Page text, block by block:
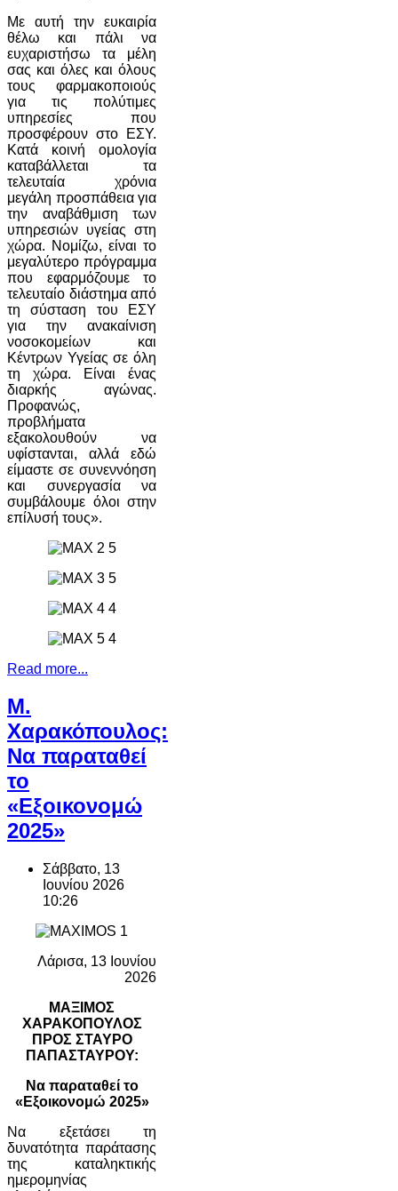
Με αυτή την ευκαιρία
θέλω και πάλι να
ευχαριστήσω τα μέλη
σας και όλες και όλους
τους φαρμακοποιούς
για τις πολύτιμες
υπηρεσίες που
προσφέρουν στο ΕΣΥ.
Κατά κοινή ομολογία
καταβάλλεται τα
τελευταία χρόνια
μεγάλη προσπάθεια για
την αναβάθμιση των
υπηρεσιών υγείας στη
χώρα. Νομίζω, είναι το
μεγαλύτερο πρόγραμμα
που εφαρμόζουμε το
τελευταίο διάστημα από
τη σύσταση του ΕΣΥ
για την ανακαίνιση
νοσοκομείων και
Κέντρων Υγείας σε όλη
τη χώρα. Είναι ένας
διαρκής αγώνας.
Προφανώς,
προβλήματα
εξακολουθούν να
υφίστανται, αλλά εδώ
είμαστε σε συνεννόηση
και συνεργασία να
συμβάλουμε όλοι στην
επίλυσή τους».
Read more...
Μ.
Χαρακόπουλος:
Να παραταθεί
το
«Εξοικονομώ
2025»
Σάββατο, 13
Ιουνίου 2026
10:26
Λάρισα, 13 Ιουνίου
2026
ΜΑΞΙΜΟΣ
ΧΑΡΑΚΟΠΟΥΛΟΣ
ΠΡΟΣ ΣΤΑΥΡΟ
ΠΑΠΑΣΤΑΥΡΟΥ:
Να παραταθεί το
«Εξοικονομώ 2025»
Να εξετάσει τη
δυνατότητα παράτασης
της καταληκτικής
ημερομηνίας